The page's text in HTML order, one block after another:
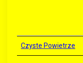
Czyste Powietrze